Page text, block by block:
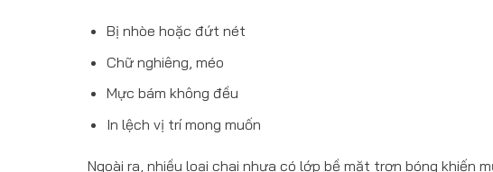
Bị nhòe hoặc đứt nét
Chữ nghiêng, méo
Mực bám không đều
In lệch vị trí mong muốn
Ngoài ra, nhiều loại chai nhựa có lớp bề mặt trơn bóng khiến